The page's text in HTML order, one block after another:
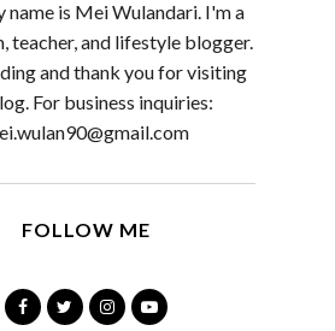
name is Mei Wulandari. I'm a
teacher, and lifestyle blogger.
and thank you for visiting
For business inquiries:
FOLLOW ME